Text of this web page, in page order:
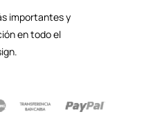
importantes y
en todo el